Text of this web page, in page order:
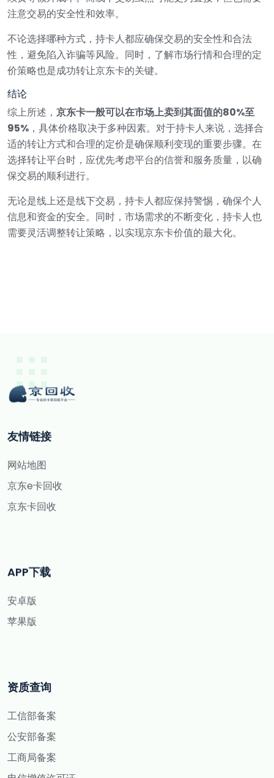
注意交易的安全性和效率。
不论选择哪种方式，持卡人都应确保交易的安全性和合法
性，避免陷入诈骗等风险。同时，了解市场行情和合理的定
价策略也是成功转让京东卡的关键。
结论
综上所述， 京东卡一般可以在市场上卖到其面值的80%至
95% ，具体价格取决于多种因素。对于持卡人来说，选择合
适的转让方式和合理的定价是确保顺利变现的重要步骤。在
选择转让平台时，应优先考虑平台的信誉和服务质量，以确
保交易的顺利进行。
无论是线上还是线下交易，持卡人都应保持警惕，确保个人
信息和资金的安全。同时，市场需求的不断变化，持卡人也
需要灵活调整转让策略，以实现京东卡价值的最大化。
友情链接
网站地图
京东e卡回收
京东卡回收
APP下载
安卓版
苹果版
资质查询
工信部备案
公安部备案
工商局备案